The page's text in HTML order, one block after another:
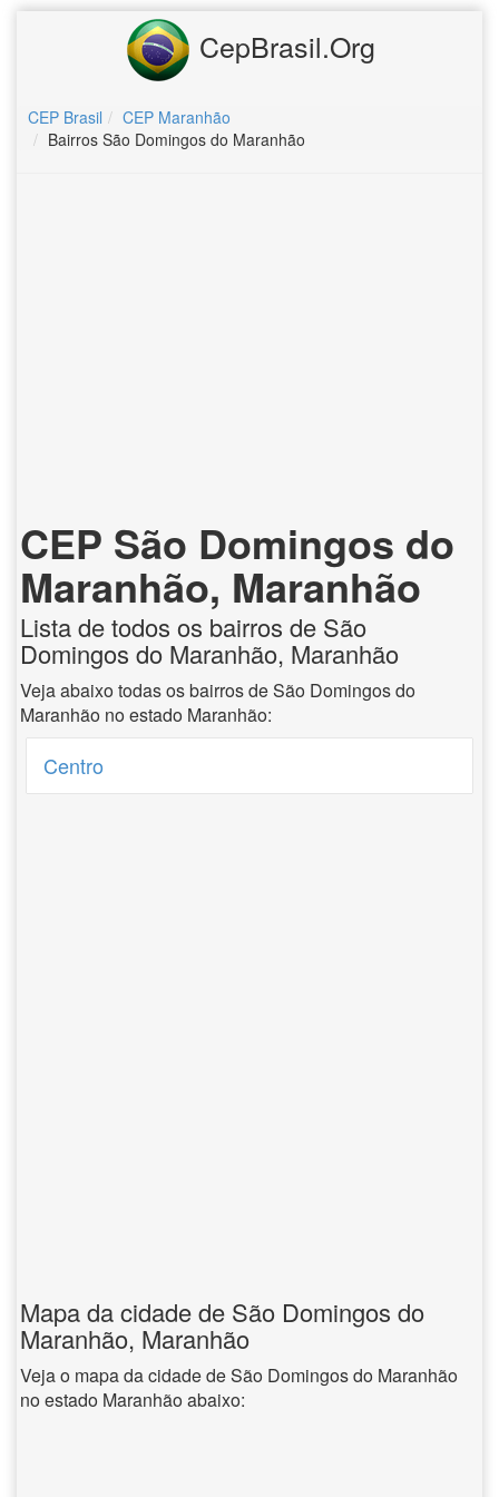
CepBrasil.Org
CEP Brasil
CEP Maranhão
Bairros São Domingos do Maranhão
CEP São Domingos do
Maranhão, Maranhão
Lista de todos os bairros de São
Domingos do Maranhão, Maranhão
Veja abaixo todas os bairros de São Domingos do
Maranhão no estado Maranhão:
Centro
Mapa da cidade de São Domingos do
Maranhão, Maranhão
Veja o mapa da cidade de São Domingos do Maranhão
no estado Maranhão abaixo: